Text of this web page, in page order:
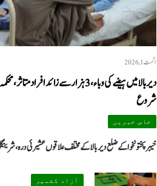
اگست 1, 2026
دیر بالا میں ہیضے کی وباء، 3 ہزار سے زائد
شروع
خاص خبریں
خیبرپختونخوا کے ضلع دیر بالا کے مختلف علاقوں عشیرئی درہ،
آزاد کشمیر